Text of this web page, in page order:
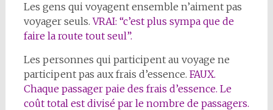
Les gens qui voyagent ensemble n’aiment pas
voyager seuls.VRAI: “c’est plus sympa que de
faire la route tout seul”.
Les personnes qui participent au voyage ne
participent pas aux frais d’essence. FAUX.
Chaque passager paie des frais d’essence. Le
coût total est divisé par le nombre de passagers.